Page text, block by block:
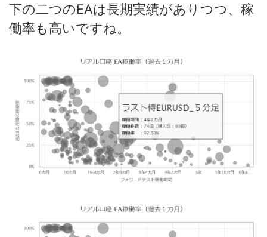
下の二つのEAは長期実績がありつつ、稼
働率も高いですね。